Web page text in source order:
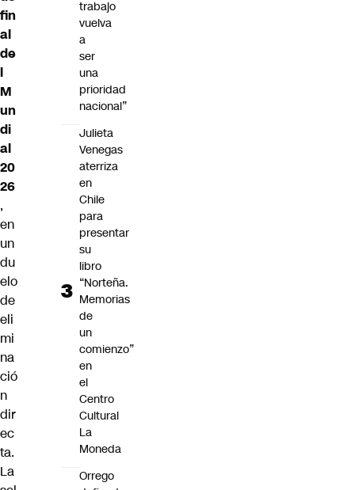
fin
al
de
l
M
un
di
al
20
26
,
en
un
du
elo
de
eli
mi
na
ció
n
dir
ec
ta.
La
trabajo
vuelva
a
ser
una
prioridad
nacional”
Julieta
Venegas
aterriza
en
Chile
para
presentar
su
libro
“Norteña.
Memorias
de
un
comienzo”
en
el
Centro
Cultural
La
Moneda
Orrego